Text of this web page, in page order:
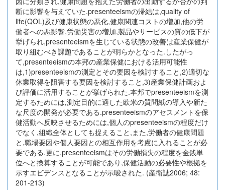
断に影響を与えていた.presenteeismの帰結は,quality of
life(QOL)及び健康状態の悪化,健康関連コストの増加,他の労
働者への悪影響,労働災害の増加,製品やサービスの質の低下が
挙げられ,presenteeismを生じている状態の改善は産業保健が
取り組むべき課題であることが明らかとなった.したがっ
て,presenteeismの本邦の産業保健における活用可能性
は,1)presenteeismの測定とその要因を検討すること,2)適切な
休業取得を阻害する要因を検討すること,3)産業保健計画およ
び評価に活用することが挙げられた.本邦でpresenteeismを測
定するためには,測定目的に適した欧米の質問紙の導入や新た
な尺度の開発が必要である.presenteeismのアセスメントを保
健活動へ反映させるためには,個人のpresenteeismの程度だけ
でなく,組織全体としても捉えること,また,労働者の健康問題
と,職場要因や個人要因との相互作用を考慮に入れることが必
要である.更に,presenteeismはその労働損失の程度を金銭単
位へと換算することが可能であり,保健活動の必要性や根拠を
示すエビデンスとなることが示唆された. (産衛誌2006; 48:
201-213)